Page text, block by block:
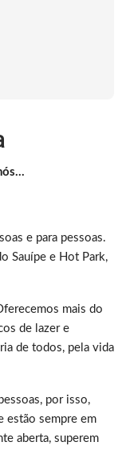
e para pessoas.
Sauípe e Hot Park,
mais do
de lazer e
de todos, pela vida
por isso,
estão sempre em
aberta, superem